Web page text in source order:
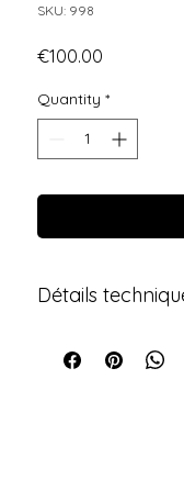
SKU: 998
€100.00
Quantity *
Détails
Technique :